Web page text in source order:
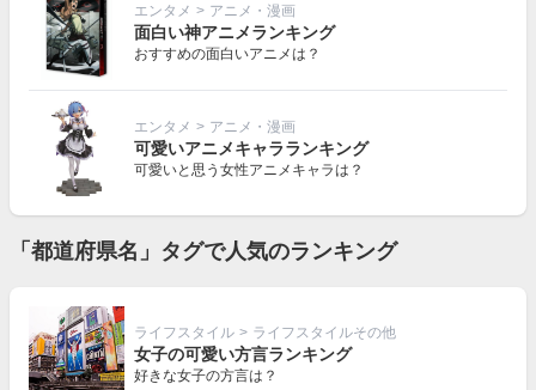
エンタメ > アニメ・漫画
面白い神アニメランキング
おすすめの面白いアニメは？
エンタメ > アニメ・漫画
可愛いアニメキャラランキング
可愛いと思う女性アニメキャラは？
「都道府県名」タグで人気のランキング
ライフスタイル > ライフスタイルその他
女子の可愛い方言ランキング
好きな女子の方言は？